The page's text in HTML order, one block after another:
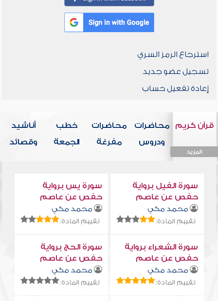
استرجاع الرمز السري
تسجيل عضو جديد
إعادة تفعيل حساب
قرآن كريم
المزيد
محاضرات
ودروس
محاضرات
مفرغة
خطب
الجمعة
أناشيد
وقصائد
سورة الفيل برواية
حفص عن عاصم
محمد مكي
تقييم المادة:
سورة يس برواية
حفص عن عاصم
محمد مكي
تقييم المادة:
سورة الشعراء برواية
حفص عن عاصم
محمد مكي
تقييم المادة:
سورة الحج برواية
حفص عن عاصم
محمد مكي
تقييم المادة: